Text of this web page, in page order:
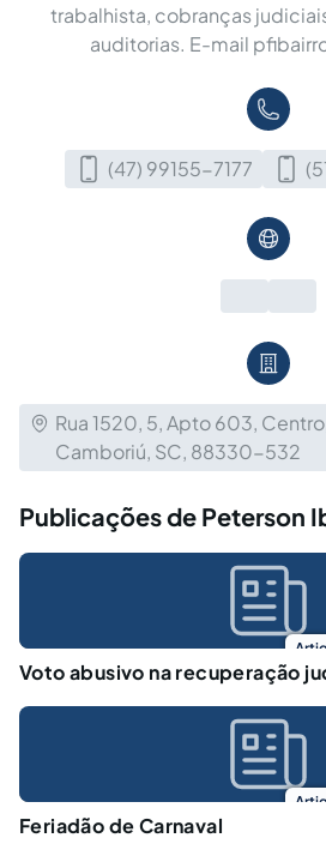
trabalhista, cobranças
auditorias. E-mail
(47) 99155-7177
Rua 1520, 5, Apto 603,
Camboriú, SC, 88330-532
Publicações de Peterson
Voto abusivo na recuperação
Feriadão de Carnaval